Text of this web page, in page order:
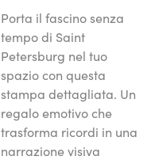
Porta il fascino senza
tempo di Saint
Petersburg nel tuo
spazio con questa
stampa dettagliata. Un
regalo emotivo che
trasforma ricordi in una
narrazione visiva